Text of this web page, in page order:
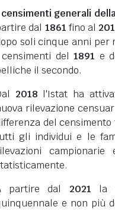
censimenti generali
dal 1861 fino al
soli cinque anni per
del1891 e
il secondo.
2018 l'Istat ha
rilevazione
del
gli individui e le
partire dal 2021 la
e non più